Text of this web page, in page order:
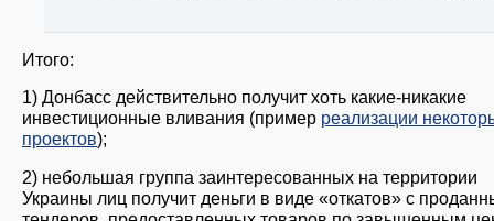
Итого:
1) Донбасс действительно получит хоть какие-никакие
инвестиционные вливания (пример реализации
проектов);
2) небольшая группа заинтересованных на территории
Украины лиц получит деньги в виде «откатов» с